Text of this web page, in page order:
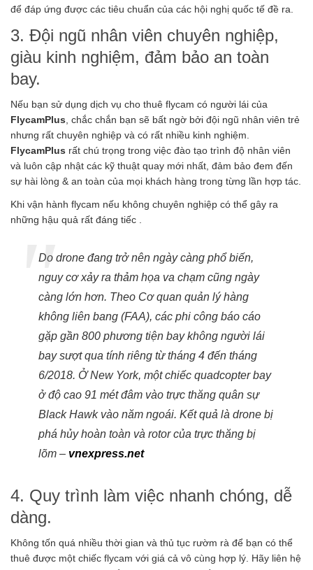
để đáp ứng được các tiêu chuẩn của các hội nghị quốc tế đề ra.
3. Đội ngũ nhân viên chuyên nghiệp,
giàu kinh nghiệm, đảm bảo an toàn
bay.
Nếu bạn sử dụng dịch vụ cho thuê flycam có người lái của
FlycamPlus , chắc chắn bạn sẽ bất ngờ bởi đội ngũ nhân viên trẻ
nhưng rất chuyên nghiệp và có rất nhiều kinh nghiệm.
FlycamPlus rất chú trọng trong việc đào tạo trình độ nhân viên
và luôn cập nhật các kỹ thuật quay mới nhất, đảm bảo đem đến
sự hài lòng & an toàn của mọi khách hàng trong từng lần hợp tác.
Khi vận hành flycam nếu không chuyên nghiệp có thể gây ra
những hậu quả rất đáng tiếc .
Do drone đang trở nên ngày càng phổ biến,
nguy cơ xảy ra thảm họa va chạm cũng ngày
càng lớn hơn. Theo Cơ quan quản lý hàng
không liên bang (FAA), các phi công báo cáo
gặp gần 800 phương tiện bay không người lái
bay sượt qua tính riêng từ tháng 4 đến tháng
6/2018. Ở New York, một chiếc quadcopter bay
ở độ cao 91 mét đâm vào trực thăng quân sự
Black Hawk vào năm ngoái. Kết quả là drone bị
phá hủy hoàn toàn và rotor của trực thăng bị
lõm – vnexpress.net
4. Quy trình làm việc nhanh chóng, dễ
dàng.
Không tốn quá nhiều thời gian và thủ tục rườm rà để bạn có thể
thuê được một chiếc flycam với giá cả vô cùng hợp lý. Hãy liên hệ